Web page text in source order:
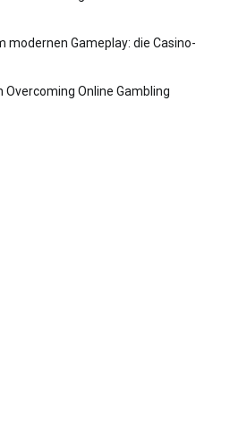
Gameplay: die Casino-
Overcoming Online Gambling